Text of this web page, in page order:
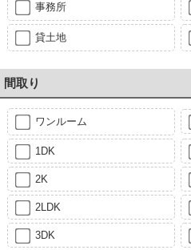
事務所
貸土地
間取り
ワンルーム
1DK
2K
2LDK
3DK